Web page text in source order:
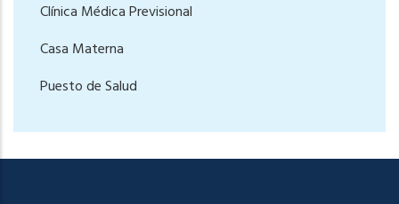
Clínica Médica Previsional
Casa Materna
Puesto de Salud